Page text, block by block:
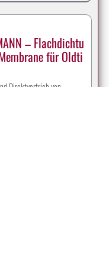
– Flachdichtu
für Oldti
Direktvertrieb von